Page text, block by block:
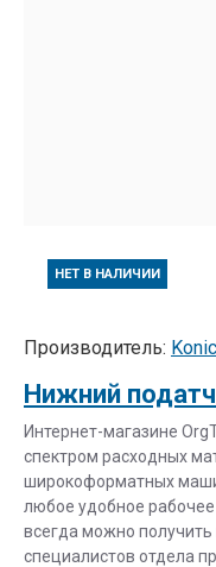
НЕТ В НАЛИЧИИ
Производитель:
Интернет-магазине
спектром расходных
широкоформатных
любое удобное
всегда можно
специалистов отдела